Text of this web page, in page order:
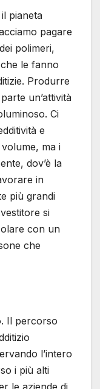
pianeta
pagare
polimeri,
le fanno
Produrre
un’attività
Ci
e
ma i
dov’è la
in
più grandi
si
con un
che
Il percorso
l’intero
i più alti